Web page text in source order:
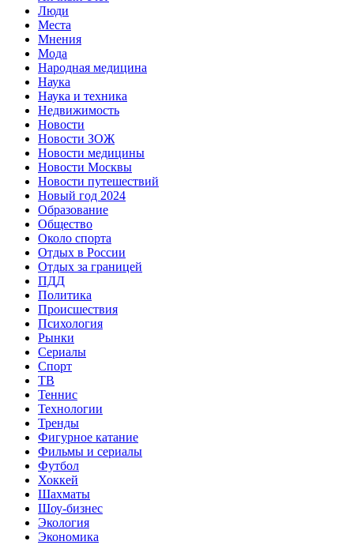
Люди
Места
Мнения
Мода
Народная медицина
Наука
Наука и техника
Недвижимость
Новости
Новости ЗОЖ
Новости медицины
Новости Москвы
Новости путешествий
Новый год 2024
Образование
Общество
Около спорта
Отдых в России
Отдых за границей
ПДД
Политика
Происшествия
Психология
Рынки
Сериалы
Спорт
ТВ
Теннис
Технологии
Тренды
Фигурное катание
Фильмы и сериалы
Футбол
Хоккей
Шахматы
Шоу-бизнес
Экология
Экономика